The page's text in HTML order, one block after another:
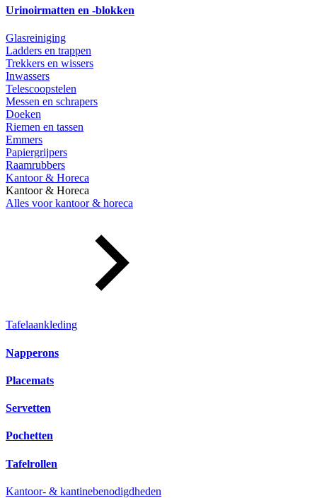
Urinoirmatten en -blokken
Glasreiniging
Ladders en trappen
Trekkers en wissers
Inwassers
Telescoopstelen
Messen en schrapers
Doeken
Riemen en tassen
Emmers
Papiergrijpers
Raamrubbers
Kantoor & Horeca
Kantoor & Horeca
Alles voor kantoor & horeca
Tafelaankleding
Napperons
Placemats
Servetten
Pochetten
Tafelrollen
Kantoor- & kantinebenodigdheden